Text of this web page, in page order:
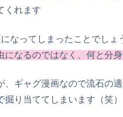
くれます
なってしまったことでしょ
になるのではなく、何と分身
ギャグ漫画なので流石の
り当ててしまいます（笑）